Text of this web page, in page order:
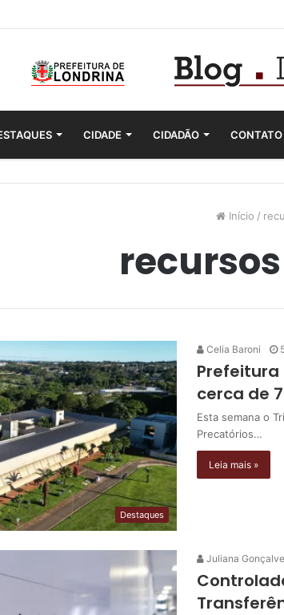
CIDADE CIDADÃO
Início /
Destaques
Celia Baroni
cerca de
Esta semana o
Precatórios…
Leia mais »
Juliana